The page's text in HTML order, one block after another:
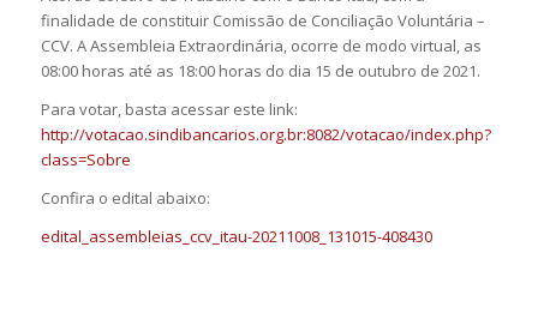
finalidade de constituir Comissão de Conciliação Voluntária –
CCV. A Assembleia Extraordinária, ocorre de modo virtual, as
08:00 horas até as 18:00 horas do dia 15 de outubro de 2021.
Para votar, basta acessar este link:
http://votacao.sindibancarios.org.br:8082/votacao/index.php?
class=Sobre
Confira o edital abaixo:
edital_assembleias_ccv_itau-20211008_131015-408430